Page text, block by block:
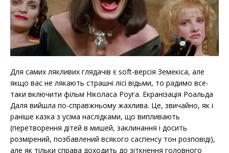
Для самих лякливих глядачів є soft-версія Земекіса, але
якщо вас не лякають страшні лісі відьми, то радимо все-
таки включити фільм Ніколаса Роуга. Екранізація Роальда
Даля вийшла по-справжньому жахлива. Це, звичайно, як і
раніше казка з усіма наслідками, що випливають
(перетворення дітей в мишей, заклинання і досить
розмірений, позбавлений всякого саспенсу тон розповіді),
але як тільки справа доходить до зіткнення головного